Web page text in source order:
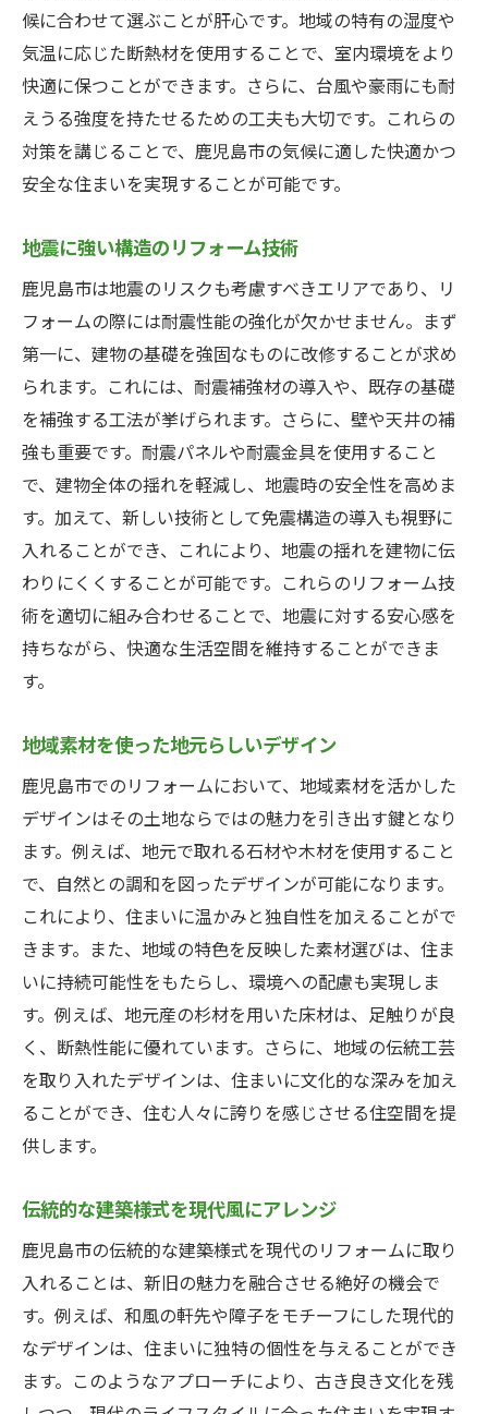
候に合わせて選ぶことが肝心です。地域の特有の湿度や
気温に応じた断熱材を使用することで、室内環境をより
快適に保つことができます。さらに、台風や豪雨にも耐
えうる強度を持たせるための工夫も大切です。これらの
対策を講じることで、鹿児島市の気候に適した快適かつ
安全な住まいを実現することが可能です。
地震に強い構造のリフォーム技術
鹿児島市は地震のリスクも考慮すべきエリアであり、リ
フォームの際には耐震性能の強化が欠かせません。まず
第一に、建物の基礎を強固なものに改修することが求め
られます。これには、耐震補強材の導入や、既存の基礎
を補強する工法が挙げられます。さらに、壁や天井の補
強も重要です。耐震パネルや耐震金具を使用すること
で、建物全体の揺れを軽減し、地震時の安全性を高めま
す。加えて、新しい技術として免震構造の導入も視野に
入れることができ、これにより、地震の揺れを建物に伝
わりにくくすることが可能です。これらのリフォーム技
術を適切に組み合わせることで、地震に対する安心感を
持ちながら、快適な生活空間を維持することができま
す。
地域素材を使った地元らしいデザイン
鹿児島市でのリフォームにおいて、地域素材を活かした
デザインはその土地ならではの魅力を引き出す鍵となり
ます。例えば、地元で取れる石材や木材を使用すること
で、自然との調和を図ったデザインが可能になります。
これにより、住まいに温かみと独自性を加えることがで
きます。また、地域の特色を反映した素材選びは、住ま
いに持続可能性をもたらし、環境への配慮も実現しま
す。例えば、地元産の杉材を用いた床材は、足触りが良
く、断熱性能に優れています。さらに、地域の伝統工芸
を取り入れたデザインは、住まいに文化的な深みを加え
ることができ、住む人々に誇りを感じさせる住空間を提
供します。
伝統的な建築様式を現代風にアレンジ
鹿児島市の伝統的な建築様式を現代のリフォームに取り
入れることは、新旧の魅力を融合させる絶好の機会で
す。例えば、和風の軒先や障子をモチーフにした現代的
なデザインは、住まいに独特の個性を与えることができ
ます。このようなアプローチにより、古き良き文化を残